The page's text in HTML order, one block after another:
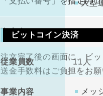
ビットコイン決済
注文完了後の画面に、ビ
送金手数料はご負担をお願
大型
資本金 1000万
従業員数 11人
事業内容 メッ